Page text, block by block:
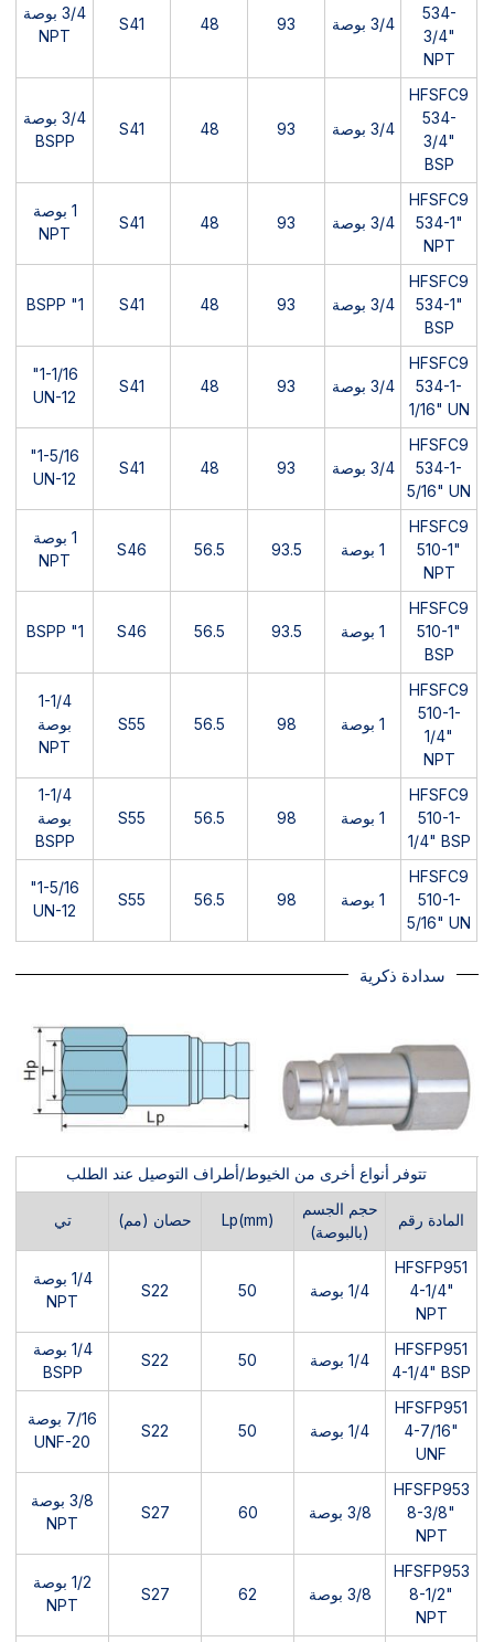
534-
3/4"
NPT
3/4 بوصة 93
48
S41
3/4 بوصة
NPT
HFSFC9
534-
3/4"
BSP
3/4 بوصة 93
48
S41
3/4 بوصة
BSPP
HFSFC9
534-1"
NPT
3/4 بوصة 93
48
S41
1 بوصة
NPT
HFSFC9
534-1"
BSP
3/4 بوصة 93
48
S41
1" BSPP
HFSFC9
534-1-
1/16" UN
3/4 بوصة 93
48
S41
1-1/16"
UN-12
HFSFC9
534-1-
5/16" UN
3/4 بوصة 93
48
S41
1-5/16"
UN-12
HFSFC9
510-1"
NPT
1 بوصة 93.5
56.5
S46
1 بوصة
NPT
HFSFC9
510-1"
BSP
1 بوصة 93.5
56.5
S46
1" BSPP
HFSFC9
510-1-
1/4"
NPT
1 بوصة 98
56.5
S55
1-1/4
بوصة
NPT
HFSFC9
510-1-
1/4" BSP
1 بوصة 98
56.5
S55
1-1/4
بوصة
BSPP
HFSFC9
510-1-
5/16" UN
1 بوصة 98
56.5
S55
1-5/16"
UN-12
سدادة ذكرية
تتوفر أنواع أخرى من الخيوط/أطراف التوصيل عند الطلب
المادة رقم
حجم الجسم
(بالبوصة)
Lp(mm) حصان (مم) تي
HFSFP951
4-1/4"
NPT
1/4 بوصة 50
S22
1/4 بوصة
NPT
HFSFP951
4-1/4" BSP
1/4 بوصة 50
S22
1/4 بوصة
BSPP
HFSFP951
4-7/16"
UNF
1/4 بوصة 50
S22
7/16 بوصة
UNF-20
HFSFP953
8-3/8"
NPT
3/8 بوصة 60
S27
3/8 بوصة
NPT
HFSFP953
8-1/2"
NPT
3/8 بوصة 62
S27
1/2 بوصة
NPT